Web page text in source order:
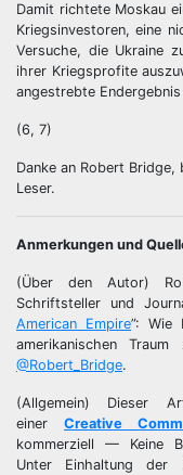
Damit richtete Moskau
Kriegsinvestoren, eine
Versuche, die Ukraine
ihrer Kriegsprofite
angestrebte
(6, 7)
Danke an Robert
Leser.
Anmerkungen und
(Über den Autor)
Schriftsteller und
American Empire”: Wie
amerikanischen
@Robert_Bridge.
(Allgemein) Dieser
einer Creative
kommerziell — Keine
Unter Einhaltung der